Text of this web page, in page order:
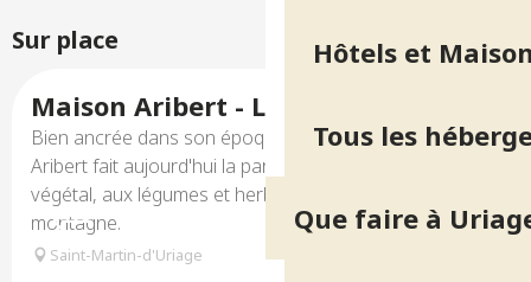
Hôtels et
Tous les
Que faire à
Sur place
Maison Aribert - La Table **
Bien ancrée dans son époque, la cuisine de Christophe
Aribert fait aujourd'hui la part de plus en plus belle au
végétal, aux légumes et herbes sauvages de
montagne.
Saint-Martin-d'Uriage